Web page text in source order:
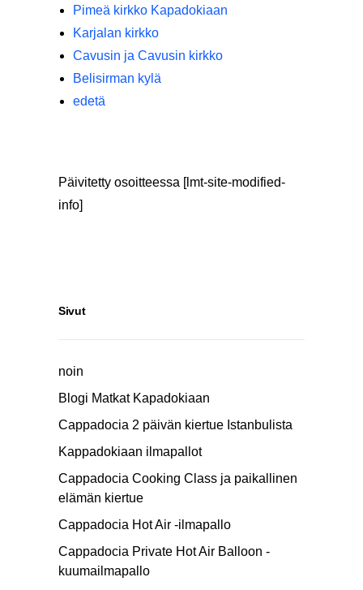
Pimeä kirkko Kapadokiaan
Karjalan kirkko
Cavusin ja Cavusin kirkko
Belisirman kylä
edetä
Päivitetty osoitteessa [lmt-site-modified-
info]
Sivut
noin
Blogi Matkat Kapadokiaan
Cappadocia 2 päivän kiertue Istanbulista
Kappadokiaan ilmapallot
Cappadocia Cooking Class ja paikallinen
elämän kiertue
Cappadocia Hot Air -ilmapallo
Cappadocia Private Hot Air Balloon -
kuumailmapallo